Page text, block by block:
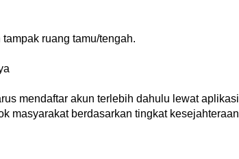
ruang tamu/tengah.
mendaftar akun terlebih dahulu lewat
masyarakat berdasarkan tingkat